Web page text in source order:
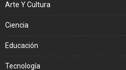
Arte Y Cultura
Ciencia
Educación
Tecnología